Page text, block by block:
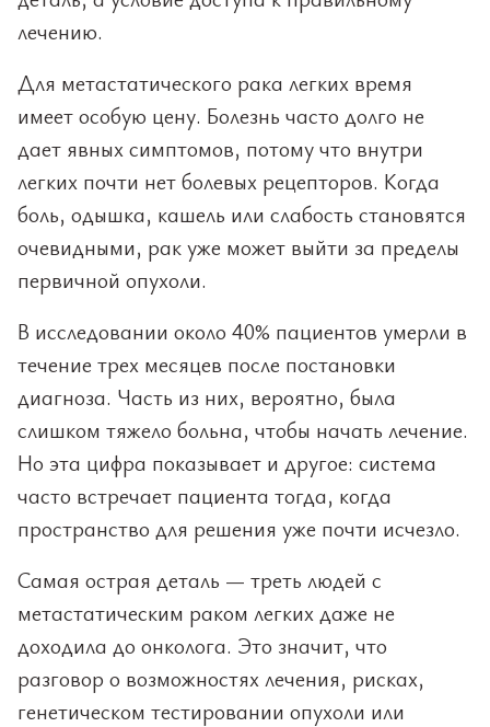
лечению.
Для метастатического рака легких время
имеет особую цену. Болезнь часто долго не
дает явных симптомов, потому что внутри
легких почти нет болевых рецепторов. Когда
боль, одышка, кашель или слабость становятся
очевидными, рак уже может выйти за пределы
первичной опухоли.
В исследовании около 40% пациентов умерли в
течение трех месяцев после постановки
диагноза. Часть из них, вероятно, была
слишком тяжело больна, чтобы начать лечение.
Но эта цифра показывает и другое: система
часто встречает пациента тогда, когда
пространство для решения уже почти исчезло.
Самая острая деталь — треть людей с
метастатическим раком легких даже не
доходила до онколога. Это значит, что
разговор о возможностях лечения, рисках,
генетическом тестировании опухоли или